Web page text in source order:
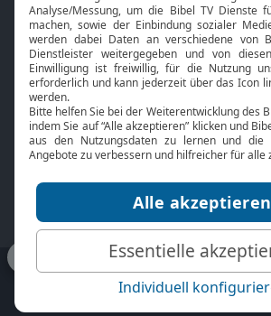
Bibel TV
Über uns
Jobs
Mediadaten
Service
bibeltv.de: Impressum